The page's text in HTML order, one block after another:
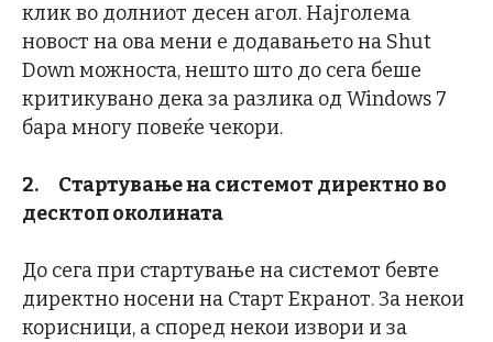
клик во долниот десен агол. Најголема
новост на ова мени е додавањето на Shut
Down можноста, нешто што до сега беше
критикувано дека за разлика од Windows 7
бара многу повеќе чекори.
2. Стартување на системот директно во
десктоп околината
До сега при стартување на системот бевте
директно носени на Старт Екранот. За некои
корисници, а според некои извори и за